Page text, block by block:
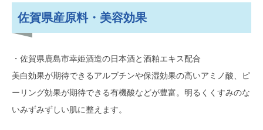
佐賀県産原料・美容効果
・佐賀県鹿島市幸姫酒造の日本酒と酒粕エキス配合
美白効果が期待できるアルブチンや保湿効果の高いアミノ酸、ピ
ーリング効果が期待できる有機酸などが豊富。明るくくすみのな
いみずみずしい肌に整えます。